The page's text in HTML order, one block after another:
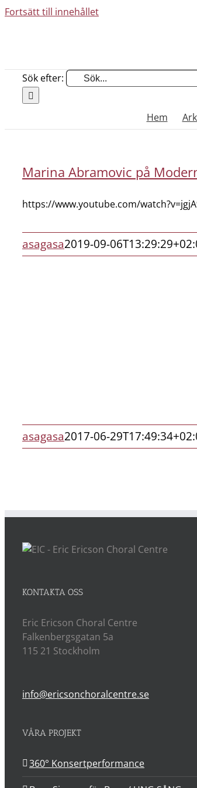
Fortsätt till innehållet
Sök efter:
Hem
Marina Abramovic på
https://www.youtube.com/
asagasa2019-09-
asagasa2017-06-
KONTAKTA OSS
Eric Ericson Choral Centre
Falkenbergsgatan 5a
115 21 Stockholm
info@ericsonchoralcentre.se
VÅRA PROJEKT
360° Konsertperformance